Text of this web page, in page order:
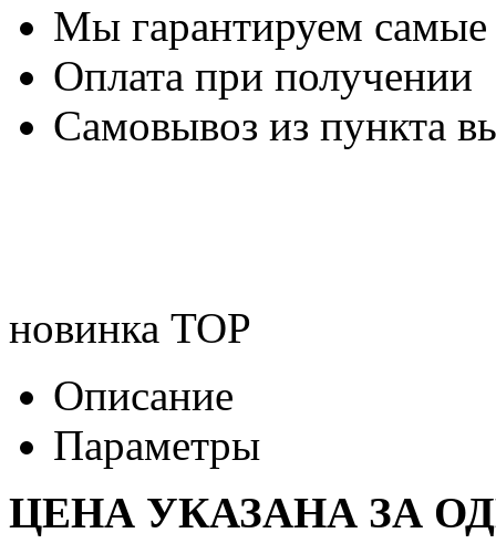
Мы гарантируем
Оплата при получении
Самовывоз из пункта
новинка TOP
Описание
Параметры
ЦЕНА УКАЗАНА ЗА